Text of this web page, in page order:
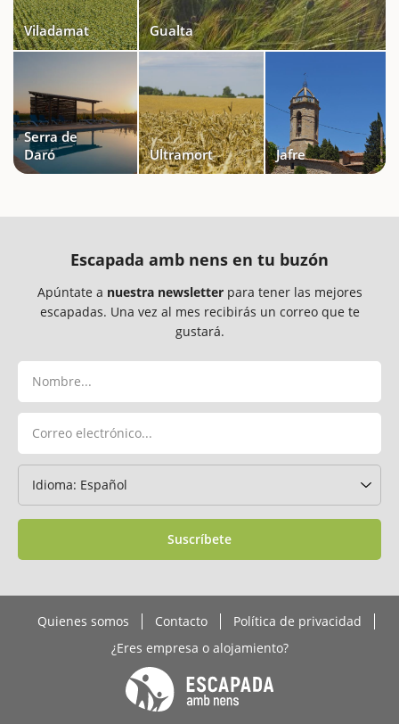
Viladamat Gualta
Serra de
Daró
Ultramort Jafre
Escapada amb nens en tu buzón
Apúntate a nuestra newsletterpara tener las mejores
escapadas. Una vez al mes recibirás un correo que te
gustará.
Suscríbete
Quienes somos Contacto
Política de privacidad
¿Eres empresa o alojamiento?